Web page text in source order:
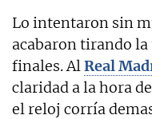
Lo intentaron sin
acabaron tirando
finales. AlReal
claridad a la hora
el reloj corría